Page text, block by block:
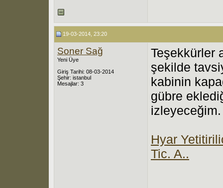
19-03-2014, 23:20
Soner Sağ
Yeni Üye
Giriş Tarihi: 08-03-2014
Şehir: istanbul
Mesajlar: 3
Teşekkürler
şekilde
kabinin
gübre
izleyeceğim.
Hyar
Tic. A..